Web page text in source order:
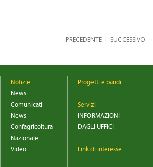
PRECEDENTE | SUCCESSIVO
Notizie
News
Comunicati
News
Confagricoltura
Nazionale
Video
Progetti e bandi
Servizi
INFORMAZIONI
DAGLI UFFICI
Link di interesse